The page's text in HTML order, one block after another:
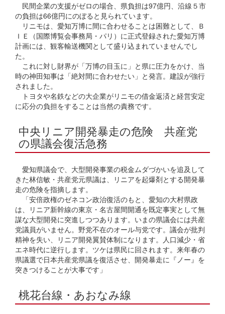
民間企業の支援がゼロの場合、県負担は97億円、沿線５市
の負担は66億円にのぼると見られています。
リニモは、愛知万博に間に合わせることは困難として、Ｂ
ＩＥ（国際博覧会事務局・パリ）に正式登録された愛知万博
計画には、観客輸送機関として盛り込まれていませんでし
た。
これに対し財界が「万博の目玉に」と県に圧力をかけ、当
時の神田知事は「絶対間に合わせたい」と発言。建設が強行
されました。
トヨタや名鉄などの大企業がリニモの借金返済と経営安定
に応分の負担をすることは当然の責務です。
中央リニア開発暴走の危険 共産党
の県議会復活急務
愛知県議会で、大型開発事業の税金ムダづかいを追及して
きた林信敏・共産党元県議は、リニアを起爆剤とする開発暴
走の危険を指摘します。
「安倍政権のゼネコン政治復活のもと、愛知の大村県政
は、リニア新幹線の東京・名古屋間開通を既定事実として無
謀な大型開発に突進しつつあります。いまの県議会には共産
党議員がいません。野党不在のオール与党です。議会が批判
精神を失い、リニア開発翼賛体制になります。人口減少・省
エネ時代に逆行します。ツケは県民に回されます。来年春の
県議選で日本共産党県議を復活させ、開発暴走に『ノー』を
突きつけることが大事です」
桃花台線・あおなみ線